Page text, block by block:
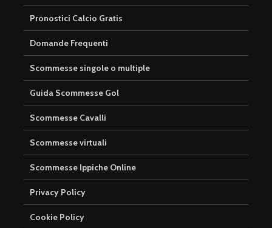
Pronostici Calcio Gratis
Domande Frequenti
Scommesse singole o multiple
Guida Scommesse Gol
Scommesse Cavalli
Scommesse virtuali
Scommesse Ippiche Online
Privacy Policy
Cookie Policy